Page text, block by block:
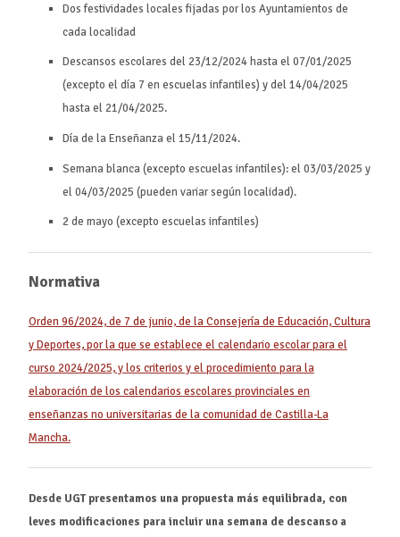
Dos festividades locales fijadas por los Ayuntamientos de
cada localidad
Descansos escolares del 23/12/2024 hasta el 07/01/2025
(excepto el día 7 en escuelas infantiles) y del 14/04/2025
hasta el 21/04/2025.
Día de la Enseñanza el 15/11/2024.
Semana blanca (excepto escuelas infantiles): el 03/03/2025 y
el 04/03/2025 (pueden variar según localidad).
2 de mayo (excepto escuelas infantiles)
Normativa
Orden 96/2024, de 7 de junio, de la Consejería de Educación, Cultura
y Deportes, por la que se establece el calendario escolar para el
curso 2024/2025, y los criterios y el procedimiento para la
elaboración de los calendarios escolares provinciales en
enseñanzas no universitarias de la comunidad de Castilla-La
Mancha.
Desde UGT presentamos una propuesta más equilibrada, con
leves modificaciones para incluir una semana de descanso a